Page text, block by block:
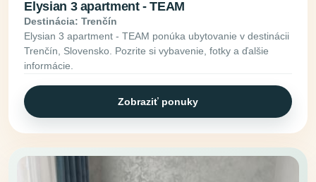
Elysian 3 apartment - TEAM
Destinácia: Trenčín
Elysian 3 apartment - TEAM ponúka ubytovanie v destinácii
Trenčín, Slovensko. Pozrite si vybavenie, fotky a ďalšie
informácie.
Zobraziť ponuky